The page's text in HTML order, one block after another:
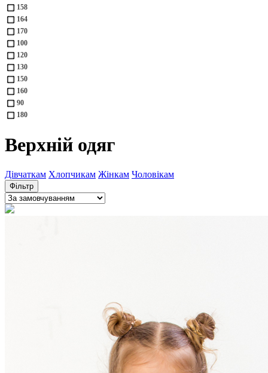
158
164
170
100
120
130
150
160
90
180
Верхній одяг
Дівчаткам Хлопчикам Жінкам Чоловікам
Фільтр